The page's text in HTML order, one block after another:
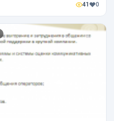
41 0